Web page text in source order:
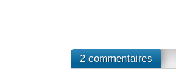
2 commentaires